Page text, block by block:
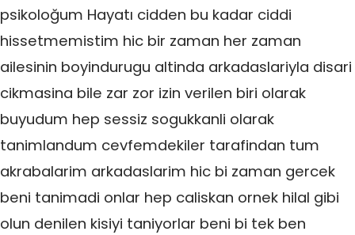
psikoloğum Hayatı cidden bu kadar ciddi
hissetmemistim hic bir zaman her zaman
ailesinin boyindurugu altinda arkadaslariyla disari
cikmasina bile zar zor izin verilen biri olarak
buyudum hep sessiz sogukkanli olarak
tanimlandum cevfemdekiler tarafindan tum
akrabalarim arkadaslarim hic bi zaman gercek
beni tanimadi onlar hep caliskan ornek hilal gibi
olun denilen kisiyi taniyorlar beni bi tek ben